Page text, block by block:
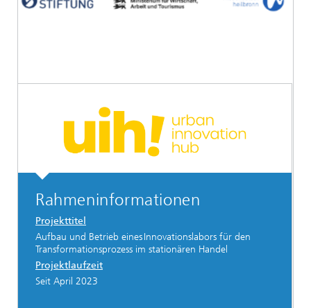
Rahmeninformationen
Projekttitel
Aufbau und Betrieb eines Innovationslabors für den
Transformationsprozess im stationären Handel
Projektlaufzeit
Seit April 2023